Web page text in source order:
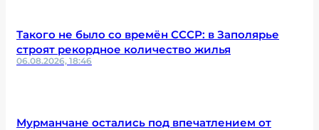
Такого не было со времён СССР: в Заполярье
строят рекордное количество жилья
06.08.2026, 18:46
Мурманчане остались под впечатлением от